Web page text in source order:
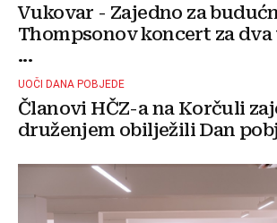
Vukovar - Zajedno za
Thompsonov koncert za
...
UOČI DANA POBJEDE
Članovi HČZ-a na Korčuli
druženjem obilježili Dan